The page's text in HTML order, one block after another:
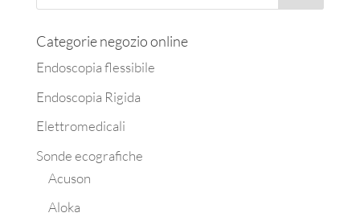
Categorie negozio online
Endoscopia flessibile
Endoscopia Rigida
Elettromedicali
Sonde ecografiche
Acuson
Aloka